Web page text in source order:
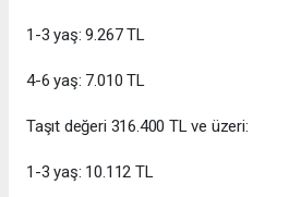
1-3 yaş: 9.267 TL
4-6 yaş: 7.010 TL
Taşıt değeri 316.400 TL ve üzeri:
1-3 yaş: 10.112 TL